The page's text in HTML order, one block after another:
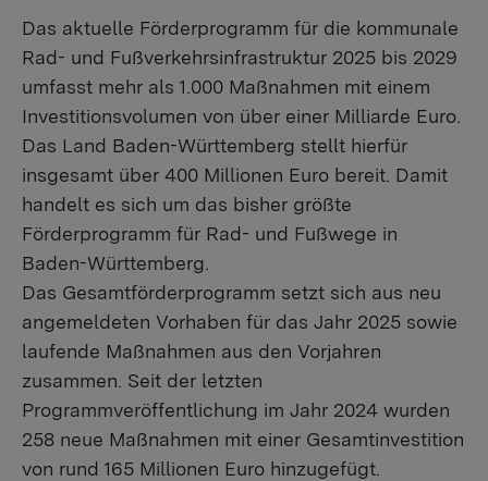
Das aktuelle Förderprogramm für die kommunale
Rad- und Fußverkehrsinfrastruktur 2025 bis 2029
umfasst mehr als 1.000 Maßnahmen mit einem
Investitionsvolumen von über einer Milliarde Euro.
Das Land Baden-Württemberg stellt hierfür
insgesamt über 400 Millionen Euro bereit. Damit
handelt es sich um das bisher größte
Förderprogramm für Rad- und Fußwege in
Baden-Württemberg.
Das Gesamtförderprogramm setzt sich aus neu
angemeldeten Vorhaben für das Jahr 2025 sowie
laufende Maßnahmen aus den Vorjahren
zusammen. Seit der letzten
Programmveröffentlichung im Jahr 2024 wurden
258 neue Maßnahmen mit einer Gesamtinvestition
von rund 165 Millionen Euro hinzugefügt.